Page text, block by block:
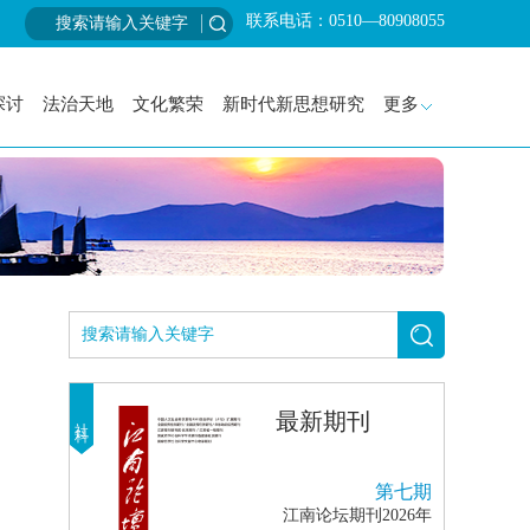
联系电话：0510—80908055
讨 法治天地 文化繁荣 新时代新思想研究 更多
最新期刊
第七期
江南论坛期刊2026年